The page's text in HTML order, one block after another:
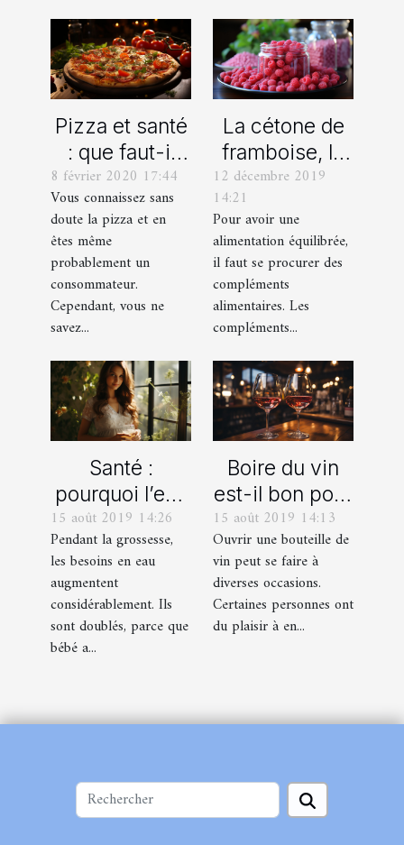
Pizza et santé
: que faut-il
savoir?
8 février 2020 17:44
Vous connaissez sans
doute la pizza et en
êtes même
probablement un
consommateur.
Cependant, vous ne
savez...
La cétone de
framboise, le
complément
alimentaire
idéal !
12 décembre 2019
14:21
Pour avoir une
alimentation équilibrée,
il faut se procurer des
compléments
alimentaires. Les
compléments...
Santé :
pourquoi l’eau
est-elle
indispensable
pendant la
grossesse ?
15 août 2019 14:26
Pendant la grossesse,
les besoins en eau
augmentent
considérablement. Ils
sont doublés, parce que
bébé a...
Boire du vin
est-il bon pour
la santé ?
15 août 2019 14:13
Ouvrir une bouteille de
vin peut se faire à
diverses occasions.
Certaines personnes ont
du plaisir à en...